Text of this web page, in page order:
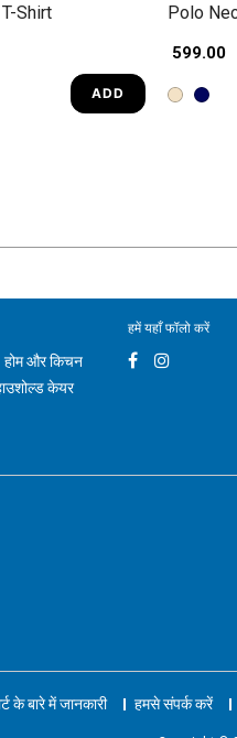
Shirt
ADD
Polo
₹ 599.00
होम और किचन
केयर
हमें यहाँ फॉलो करें
के बारे में जानकारी हमसे संपर्क करें